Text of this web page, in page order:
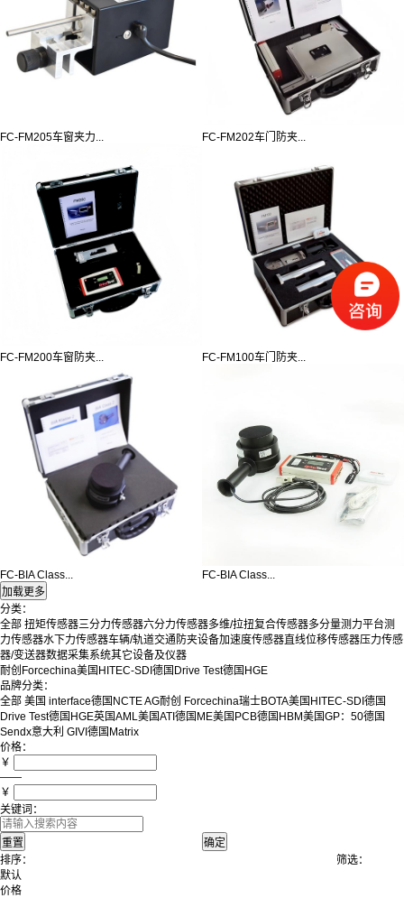
FC-FM205车窗夹力... FC-FM202车门防夹...
FC-FM200车窗防夹... FC-FM100车门防夹...
FC-BIA Class... FC-BIA Class...
分类：
全部 扭矩传感器三分力传感器六分力传感器多维/拉扭复合传感器多分量测力平台测
力传感器水下力传感器车辆/轨道交通防夹设备加速度传感器直线位移传感器压力传感
器/变送器数据采集系统其它设备及仪器
耐创Forcechina美国HITEC-SDI 德国Drive Test德国HGE
品牌分类：
全部 美国 interface德国NCTE AG耐创 Forcechina瑞士BOTA美国HITEC-SDI 德国
Drive Test德国HGE英国AML美国ATI 德国ME美国PCB德国HBM美国GP：50德国
Sendx意大利 GIVI 德国Matrix
价格：
￥
——
￥
关键词：
排序：
默认
价格
筛选：